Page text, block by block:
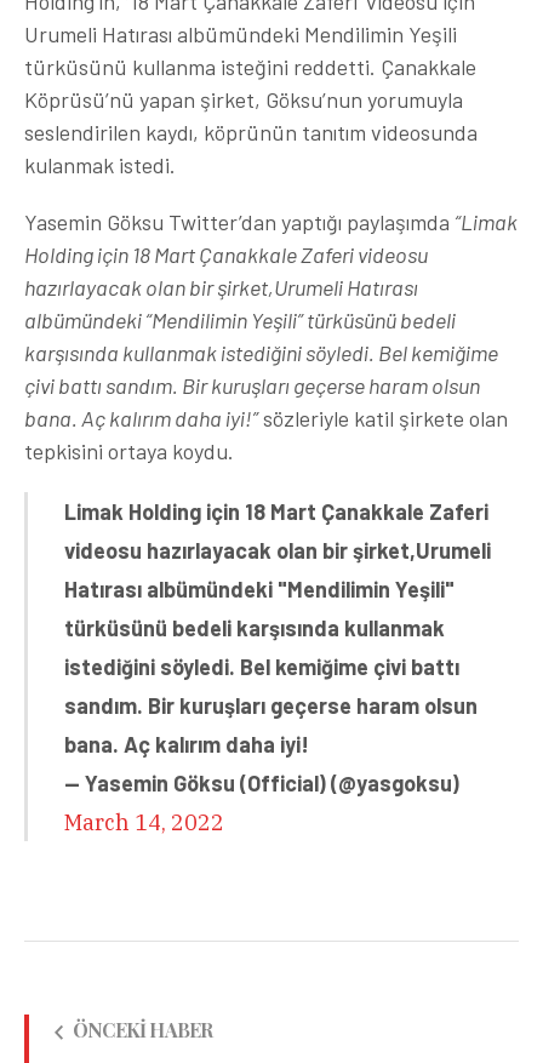
Urumeli Hatırası albümündeki Mendilimin Yeşili
türküsünü kullanma isteğini reddetti. Çanakkale
Köprüsü’nü yapan şirket, Göksu’nun yorumuyla
seslendirilen kaydı, köprünün tanıtım videosunda
kulanmak istedi.
Yasemin Göksu Twitter’dan yaptığı paylaşımda “Limak
Holding için 18 Mart Çanakkale Zaferi videosu
hazırlayacak olan bir şirket,Urumeli Hatırası
albümündeki “Mendilimin Yeşili” türküsünü bedeli
karşısında kullanmak istediğini söyledi. Bel kemiğime
çivi battı sandım. Bir kuruşları geçerse haram olsun
bana. Aç kalırım daha iyi!”sözleriyle katil şirkete olan
tepkisini ortaya koydu.
Limak Holding için 18 Mart Çanakkale Zaferi
videosu hazırlayacak olan bir şirket,Urumeli
Hatırası albümündeki "Mendilimin Yeşili"
türküsünü bedeli karşısında kullanmak
istediğini söyledi. Bel kemiğime çivi battı
sandım. Bir kuruşları geçerse haram olsun
bana. Aç kalırım daha iyi!
— Yasemin Göksu (Official) (@yasgoksu)
March 14, 2022
ÖNCEKI HABER